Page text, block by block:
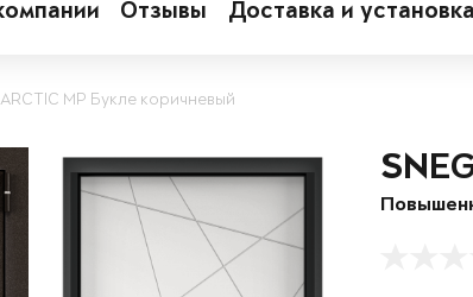
Отзывы Доставка и установка
ARCTIC MP Букле коричневый